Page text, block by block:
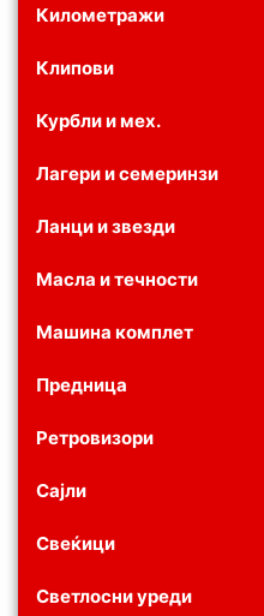
Километражи
Клипови
Курбли и мех.
Лагери и семеринзи
Ланци и звезди
Масла и течности
Машина комплет
Предница
Ретровизори
Сајли
Свеќици
Светлосни уреди